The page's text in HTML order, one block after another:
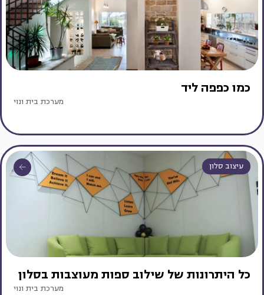
כמו כפפה ליד
מערכת בית ונוי
עיצוב סלון
כל היתרונות של שילוב ספות מעוצבות בסלון
מערכת בית ונוי